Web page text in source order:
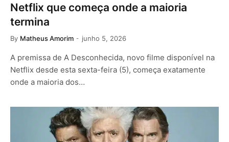
Netflix que começa onde a maioria
termina
By Matheus Amorim junho 5, 2026
A premissa de A Desconhecida, novo filme disponível na
Netflix desde esta sexta-feira (5), começa exatamente
onde a maioria dos…